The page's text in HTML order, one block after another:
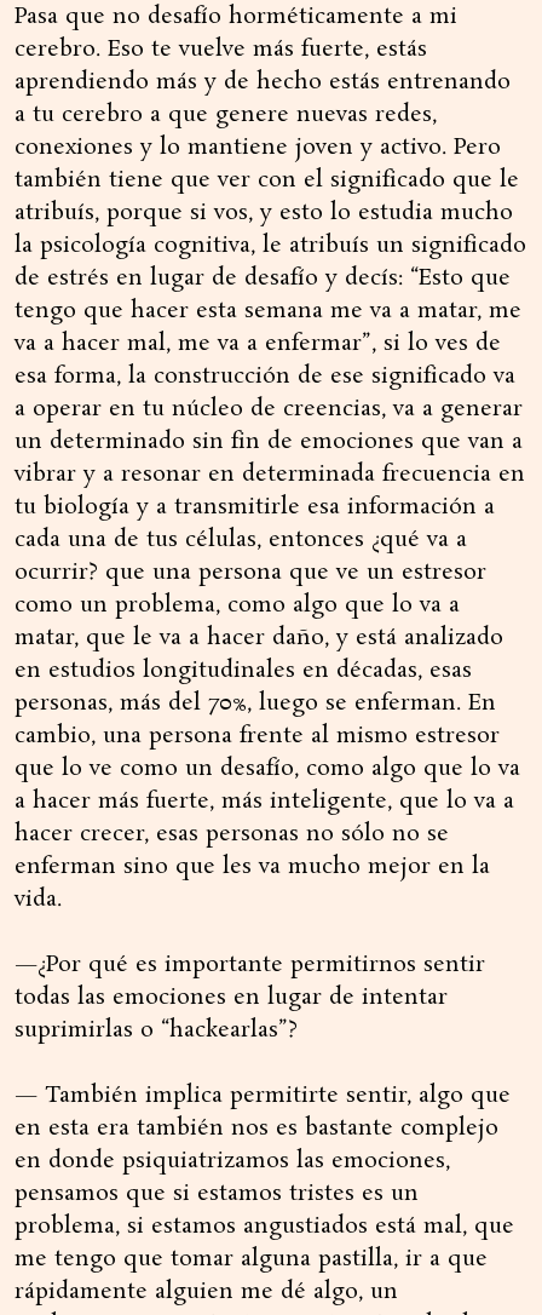
Pasa que no desafío horméticamente a mi
cerebro. Eso te vuelve más fuerte, estás
aprendiendo más y de hecho estás entrenando
a tu cerebro a que genere nuevas redes,
conexiones y lo mantiene joven y activo. Pero
también tiene que ver con el significado que le
atribuís, porque si vos, y esto lo estudia mucho
la psicología cognitiva, le atribuís un significado
de estrés en lugar de desafío y decís: “Esto que
tengo que hacer esta semana me va a matar, me
va a hacer mal, me va a enfermar”, si lo ves de
esa forma, la construcción de ese significado va
a operar en tu núcleo de creencias, va a generar
un determinado sin fin de emociones que van a
vibrar y a resonar en determinada frecuencia en
tu biología y a transmitirle esa información a
cada una de tus células, entonces ¿qué va a
ocurrir? que una persona que ve un estresor
como un problema, como algo que lo va a
matar, que le va a hacer daño, y está analizado
en estudios longitudinales en décadas, esas
personas, más del 70%, luego se enferman. En
cambio, una persona frente al mismo estresor
que lo ve como un desafío, como algo que lo va
a hacer más fuerte, más inteligente, que lo va a
hacer crecer, esas personas no sólo no se
enferman sino que les va mucho mejor en la
vida.
—¿Por qué es importante permitirnos sentir
todas las emociones en lugar de intentar
suprimirlas o “hackearlas”?
— También implica permitirte sentir, algo que
en esta era también nos es bastante complejo
en donde psiquiatrizamos las emociones,
pensamos que si estamos tristes es un
problema, si estamos angustiados está mal, que
me tengo que tomar alguna pastilla, ir a que
rápidamente alguien me dé algo, un